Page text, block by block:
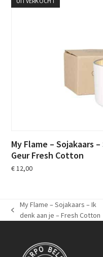
My Flame – Sojakaars
Geur Fresh Cotton
€12,00
previous
My Flame – Sojakaars – Ik
denk aan je – Fresh Cotton